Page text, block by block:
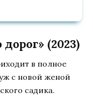
(2023)
в полное
с новой женой
садика.